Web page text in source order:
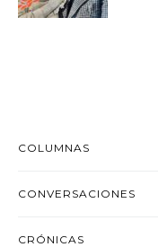
COLUMNAS
CONVERSACIONES
CRÓNICAS